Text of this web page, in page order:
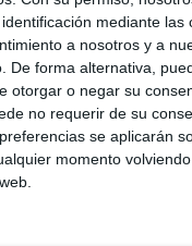
mediante
a nosotros y a
De forma alternativa,
otorgar o negar su
no requerir de su
se aplicarán
momento